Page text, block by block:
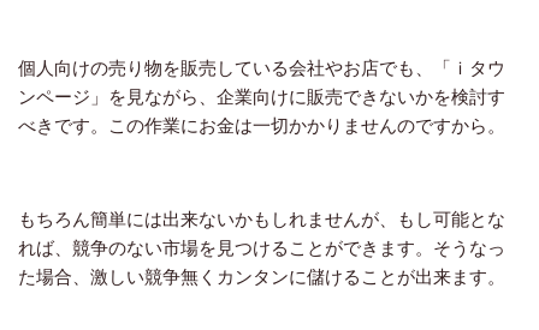
個人向けの売り物を販売している会社やお店でも、「ｉタウ
ンページ」を見ながら、企業向けに販売できないかを検討す
べきです。この作業にお金は一切かかりませんのですから。
もちろん簡単には出来ないかもしれませんが、もし可能とな
れば、競争のない市場を見つけることができます。そうなっ
た場合、激しい競争無くカンタンに儲けることが出来ます。